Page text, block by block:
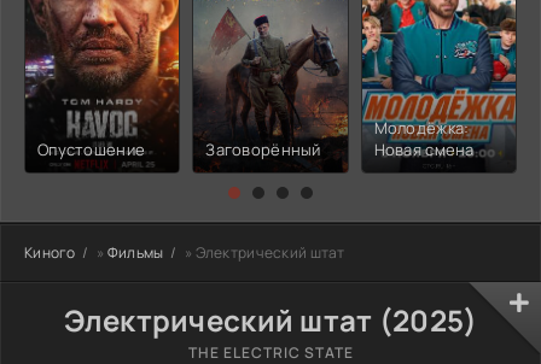
Опустошение Заговорённый
Молодёжка:
Новая смена
Киного » Фильмы » Электрический штат
Электрический штат (2025)
THE ELECTRIC STATE